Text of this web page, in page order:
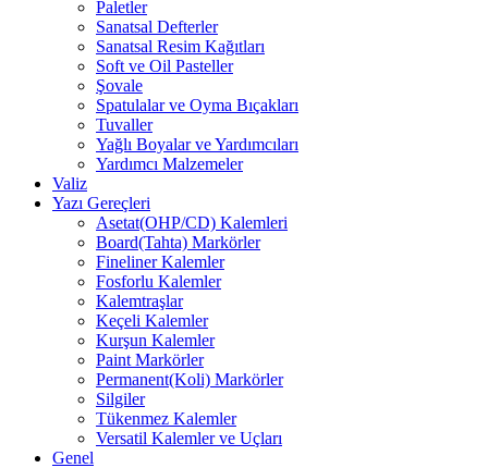
Paletler
Sanatsal Defterler
Sanatsal Resim Kağıtları
Soft ve Oil Pasteller
Şovale
Spatulalar ve Oyma Bıçakları
Tuvaller
Yağlı Boyalar ve Yardımcıları
Yardımcı Malzemeler
Valiz
Yazı Gereçleri
Asetat(OHP/CD) Kalemleri
Board(Tahta) Markörler
Fineliner Kalemler
Fosforlu Kalemler
Kalemtraşlar
Keçeli Kalemler
Kurşun Kalemler
Paint Markörler
Permanent(Koli) Markörler
Silgiler
Tükenmez Kalemler
Versatil Kalemler ve Uçları
Genel